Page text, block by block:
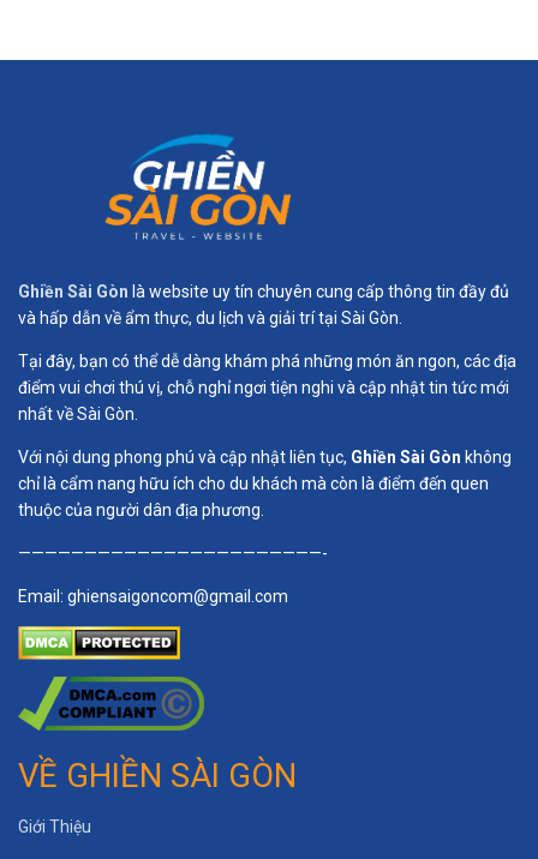
Ghiền Sài Gòn là website uy tín chuyên cung cấp thông tin đầy đủ
và hấp dẫn về ẩm thực, du lịch và giải trí tại Sài Gòn.
Tại đây, bạn có thể dễ dàng khám phá những món ăn ngon, các địa
điểm vui chơi thú vị, chỗ nghỉ ngơi tiện nghi và cập nhật tin tức mới
nhất về Sài Gòn.
Với nội dung phong phú và cập nhật liên tục, Ghiền Sài Gòn không
chỉ là cẩm nang hữu ích cho du khách mà còn là điểm đến quen
thuộc của người dân địa phương.
———————————————————————-
Email: ghiensaigoncom@gmail.com
VỀ GHIỀN SÀI GÒN
Giới Thiệu